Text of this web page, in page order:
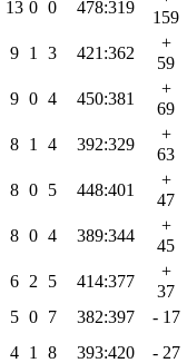
13 0 0 478:319
159
9 1 3 421:362
+
59
9 0 4 450:381
+
69
8 1 4 392:329
+
63
8 0 5 448:401
+
47
8 0 4 389:344
+
45
6 2 5 414:377
+
37
5 0 7 382:397
- 17
4 1 8 393:420 - 27